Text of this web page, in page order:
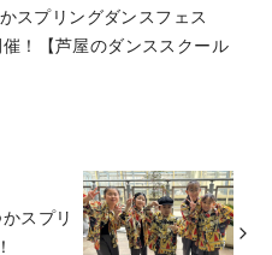
かスプリングダンスフェス
！【芦屋のダンススクール
スプリ